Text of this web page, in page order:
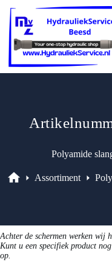
naar
inhoud
Polyamide
Assortiment
Achter de schermen werken wij
Kunt u een specifiek product
op.